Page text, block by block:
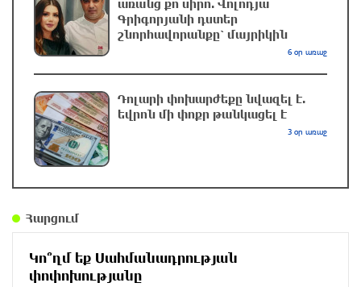
բացահայտվել է
7 ժամ առաջ
Ավտովթար՝ Կոտայքի մարզում. Զովունի-
Romeo»-ն և «Opel»-ը. կա վիրավոր
Արժևորվում է Շիրակի երգիծական
բանահյուսությունը
առանց քո սիրո. Վոլոդյա
Գրիգորյանի դստեր
շնորհավորանքը՝ մայրիկին
6 օր առաջ
Դոլարի փոխարժեքը նվազել է.
եվրոն մի փոքր թանկացել է
3 օր առաջ
Հարցում
Կո՞ղմ եք Սահմանադրության
փոփոխությանը